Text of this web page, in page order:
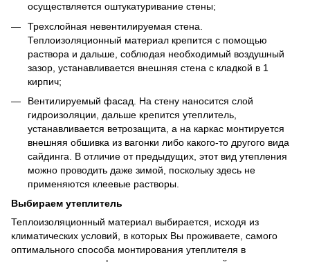
осуществляется оштукатуривание стены;
Трехслойная невентилируемая стена.
Теплоизоляционный материал крепится с помощью
раствора и дальше, соблюдая необходимый воздушный
зазор, устанавливается внешняя стена с кладкой в 1
кирпич;
Вентилируемый фасад. На стену наносится слой
гидроизоляции, дальше крепится утеплитель,
устанавливается ветрозащита, а на каркас монтируется
внешняя обшивка из вагонки либо какого-то другого вида
сайдинга. В отличие от предыдущих, этот вид утепления
можно проводить даже зимой, поскольку здесь не
применяются клеевые растворы.
Выбираем утеплитель
Теплоизоляционный материал выбирается, исходя из
климатических условий, в которых Вы проживаете, самого
оптимального способа монтирования утеплителя в